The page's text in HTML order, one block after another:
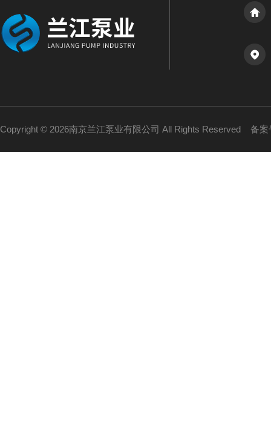
Copyright © 2026南京兰江泵业有限公司 All Rights Reserved 备案